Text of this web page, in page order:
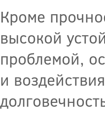
Кроме
высокой
проблемой,
и